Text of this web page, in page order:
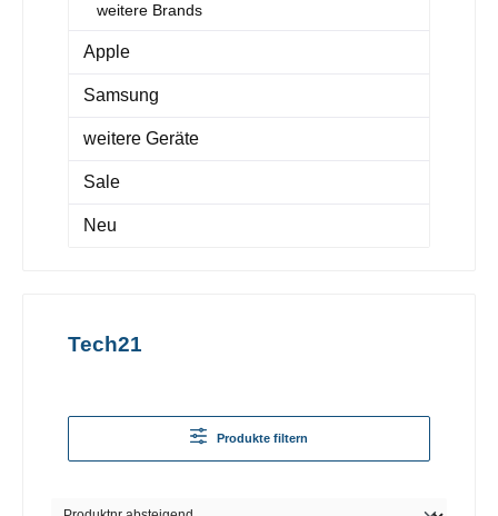
weitere Brands
Apple
Samsung
weitere Geräte
Sale
Neu
Tech21
Produkte filtern